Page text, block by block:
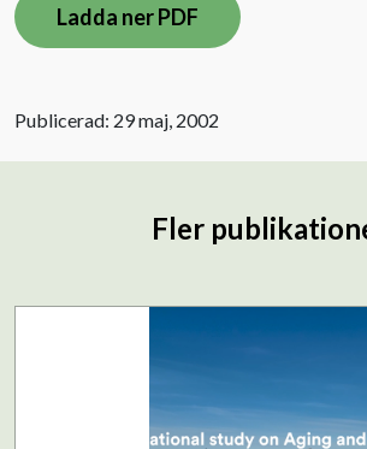
Ladda ner PDF
Publicerad: 29 maj, 2002
Fler